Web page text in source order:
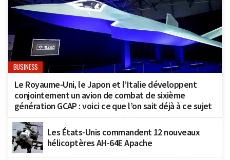
BUSINESS
Le Royaume-Uni, le Japon et l’Italie développent
conjointement un avion de combat de sixième
génération GCAP : voici ce que l’on sait déjà à ce sujet
Les États-Unis commandent 12 nouveaux
hélicoptères AH-64E Apache